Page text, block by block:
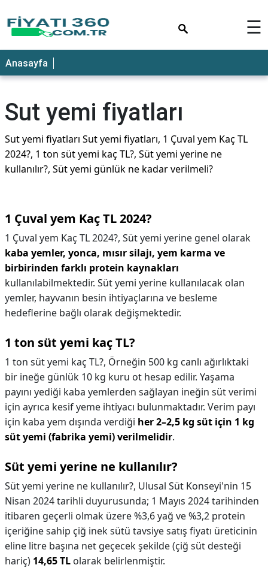
☰
Anasayfa
Sut yemi fiyatları
Sut yemi fiyatları Sut yemi fiyatları, 1 Çuval yem Kaç TL
2024?, 1 ton süt yemi kaç TL?, Süt yemi yerine ne
kullanılır?, Süt yemi günlük ne kadar verilmeli?
1 Çuval yem Kaç TL 2024?
1 Çuval yem Kaç TL 2024?, Süt yemi yerine genel olarak
kaba yemler, yonca, mısır silajı, yem karma ve
birbirinden farklı protein kaynakları
kullanılabilmektedir. Süt yemi yerine kullanılacak olan
yemler, hayvanın besin ihtiyaçlarına ve besleme
hedeflerine bağlı olarak değişmektedir.
1 ton süt yemi kaç TL?
1 ton süt yemi kaç TL?, Örneğin 500 kg canlı ağırlıktaki
bir ineğe günlük 10 kg kuru ot hesap edilir. Yaşama
payını yediği kaba yemlerden sağlayan ineğin süt verimi
için ayrıca kesif yeme ihtiyacı bulunmaktadır. Verim payı
için kaba yem dışında verdiği her 2–2,5 kg süt için 1 kg
süt yemi (fabrika yemi) verilmelidir.
Süt yemi yerine ne kullanılır?
Süt yemi yerine ne kullanılır?, Ulusal Süt Konseyi'nin 15
Nisan 2024 tarihli duyurusunda; 1 Mayıs 2024 tarihinden
itibaren geçerli olmak üzere %3,6 yağ ve %3,2 protein
içeriğine sahip çiğ inek sütü tavsiye satış fiyatı üreticinin
eline litre başına net geçecek şekilde (çiğ süt desteği
hariç) 14,65 TL olarak belirlenmiştir.